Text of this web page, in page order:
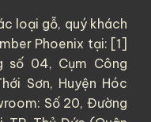
loại gỗ, quý khách
Phoenix tại: [1]
số 04, Cụm Công
Sơn, Huyện Hóc
Số 20, Đường